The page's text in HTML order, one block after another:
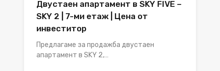
Двустаен апартамент в SKY FIVE –
SKY 2 | 7-ми етаж | Цена от
инвеститор
Предлагаме за продажба двустаен
апартамент в SKY 2,…